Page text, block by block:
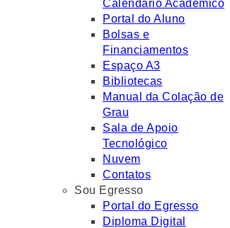
Calendário Acadêmico
Portal do Aluno
Bolsas e
Financiamentos
Espaço A3
Bibliotecas
Manual da Colação de
Grau
Sala de Apoio
Tecnológico
Nuvem
Contatos
Sou Egresso
Portal do Egresso
Diploma Digital